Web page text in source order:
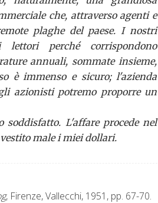
che, attraverso agenti e
plaghe del paese. I nostri
perché corrispondono
annuali, sommate insieme,
è immenso e sicuro; l'azienda
azionisti potremo proporre un
L'affare procede nel
male i miei dollari.
, Firenze, Vallecchi, 1951, pp. 67-70.